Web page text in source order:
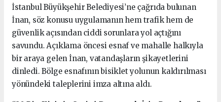
İstanbul Büyükşehir Belediyesi’ne çağrıda bulunan
İnan, söz konusu uygulamanın hem trafik hem de
güvenlik açısından ciddi sorunlara yol açtığını
savundu. Açıklama öncesi esnaf ve mahalle halkıyla
bir araya gelen İnan, vatandaşların şikayetlerini
dinledi. Bölge esnafının bisiklet yolunun kaldırılması
yönündeki taleplerini imza altına aldı.